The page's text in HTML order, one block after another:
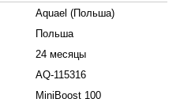
Aquael (Польша)
Польша
24 месяцы
AQ-115316
MiniBoost 100